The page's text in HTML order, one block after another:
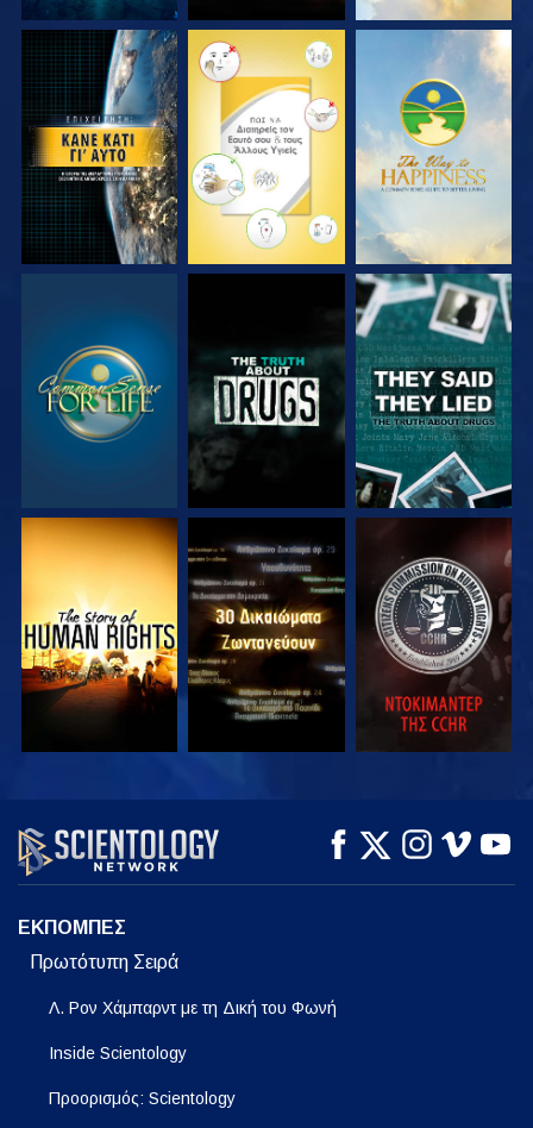
ΠΑΡΑΚΟΛΟΥΘΗΣΤΕ ΠΑΡΑΚΟΛΟΥΘΗΣΤΕ ΠΑΡΑΚΟΛΟΥΘΗΣΤΕ
ΠΑΡΑΚΟΛΟΥΘΗΣΤΕ ΠΑΡΑΚΟΛΟΥΘΗΣΤΕ ΠΑΡΑΚΟΛΟΥΘΗΣΤΕ
ΠΑΡΑΚΟΛΟΥΘΗΣΤΕ ΠΑΡΑΚΟΛΟΥΘΗΣΤΕ ΠΑΡΑΚΟΛΟΥΘΗΣΤΕ
ΠΑΡΑΚΟΛΟΥΘΗΣΤΕ ΠΑΡΑΚΟΛΟΥΘΗΣΤΕ
ΕΞΕΡΕΥΝΗΣΤΕ ΤΗ
ΣΕΙΡΑ
ΕΚΠΟΜΠΕΣ
Πρωτότυπη Σειρά
Λ. Ρον Χάμπαρντ με τη Δική του Φωνή
Inside Scientology
Προορισμός: Scientology